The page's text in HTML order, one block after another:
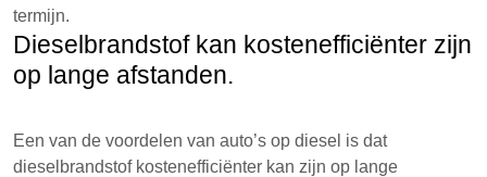
termijn.
Dieselbrandstof kan kostenefficiënter zijn
op lange afstanden.
Een van de voordelen van auto’s op diesel is dat
dieselbrandstof kostenefficiënter kan zijn op lange